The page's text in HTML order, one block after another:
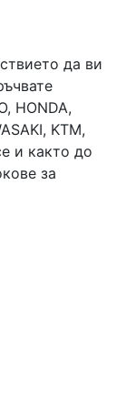
да ви
HONDA,
KTM,
и както до
за